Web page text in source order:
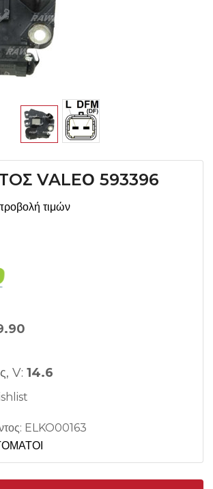
VALEΟ 593396
τιμών
V: 14.6
ELKO00163